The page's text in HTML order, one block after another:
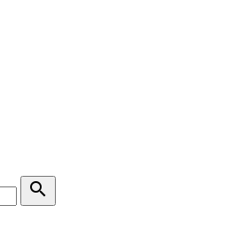
search